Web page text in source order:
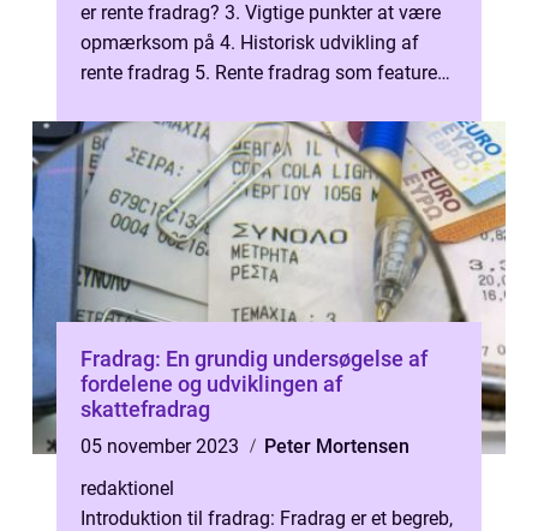
er rente fradrag? 3. Vigtige punkter at være
opmærksom på 4. Historisk udvikling af
rente fradrag 5. Rente fradrag som featured
Fradrag: En grundig undersøgelse af
fordelene og udviklingen af
skattefradrag
05 november 2023
Peter Mortensen
redaktionel
Introduktion til fradrag: Fradrag er et begreb,